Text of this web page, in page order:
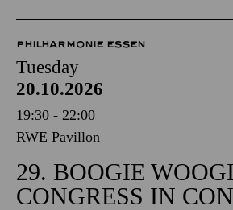
PHILHARMONIE ESSEN
Tuesday
20.10.2026
19:30 - 22:00
RWE Pavillon
29. BOOGIE
CONGRESS IN